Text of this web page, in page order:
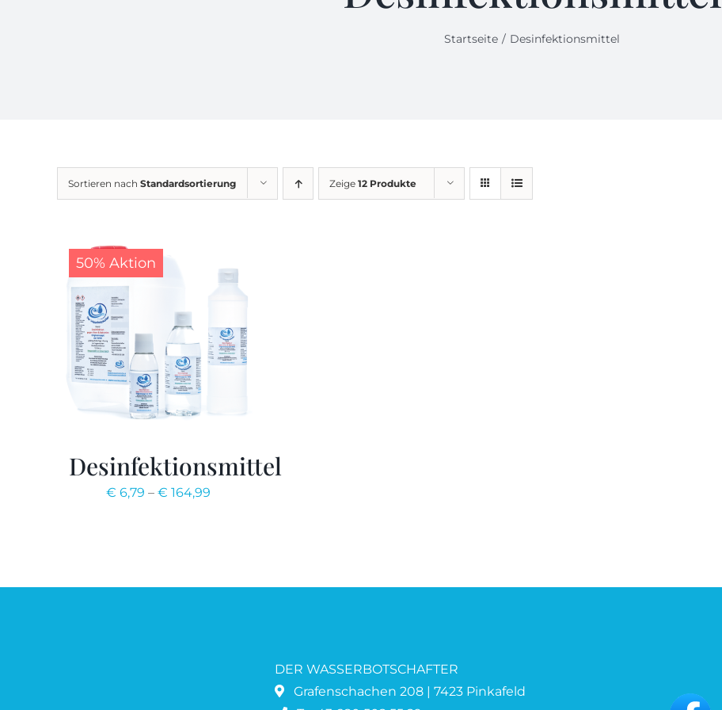
Startseite Desinfektionsmittel
Sortieren nach Standardsortierung Zeige 12 Produkte
50% Aktion
Desinfektionsmittel
€ 6,79 – € 164,99
DER WASSERBOTSCHAFTER
Grafenschachen 208 | 7423 Pinkafeld